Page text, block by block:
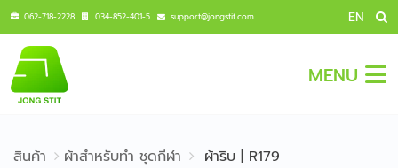
062-718-2228 034-852-401-5 support@jongstit.com EN
MENU
สินค้า ผ้าสำหรับทำ ชุดกีฬา ผ้าริบ | R179